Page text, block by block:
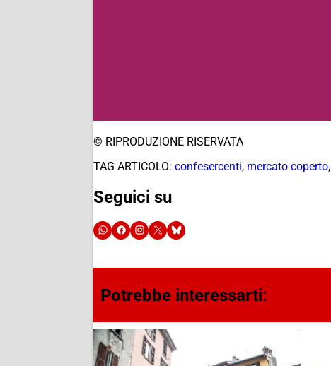
© RIPRODUZIONE RISERVATA
TAG ARTICOLO: confesercenti, mercato coperto,
Seguici su
Potrebbe interessarti: